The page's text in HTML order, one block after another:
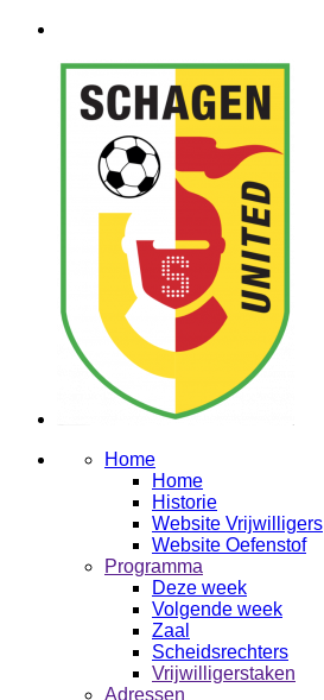
Home
Home
Historie
Website Vrijwilligers
Website Oefenstof
Programma
Deze week
Volgende week
Zaal
Scheidsrechters
Vrijwilligerstaken
Adressen